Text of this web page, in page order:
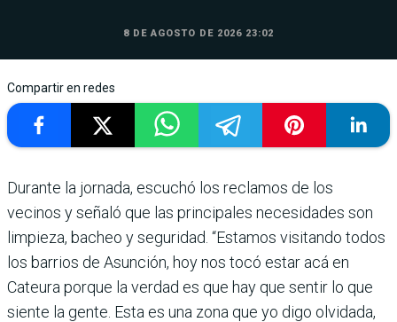
8 DE AGOSTO DE 2026 23:02
Compartir en redes
Durante la jornada, escuchó los reclamos de los
vecinos y señaló que las principales necesidades son
limpieza, bacheo y seguridad. “Estamos visitando todos
los barrios de Asunción, hoy nos tocó estar acá en
Cateura porque la verdad es que hay que sentir lo que
siente la gente. Esta es una zona que yo digo olvidada,